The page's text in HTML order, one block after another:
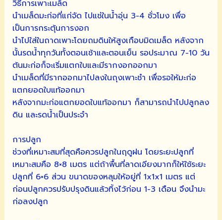
วิธีการเพาะเมล็ด
นำเมล็ดมะก่อที่แก่จัด ไปแช่ในน้ำอุ่น 3-4 ชั่วโมง เพื่อ
เป็นการกระตุ้นการงอก
นำไปใส่ในถาดเพาะโดยถมดินให้สูงเกือบมิดเมล็ด หลังจาก
นั้นรดน้ำทุกวันทั้งตอนเช้าและตอนเย็น รอประมาณ 7-10 วัน
ต้นมะก่อก็จะเริ่มแตกใบและมีรากงอกออกมา
นำเมล็ดที่มีรากออกมาไปลงในถุงเพาะชำ เพื่อรอให้มะก่อ
แตกยอดใบแท้ออกมา
หลังจากมะก่อแตกยอดใบแท้ออกมา ก็สามารถนำไปปลูกลง
ดิน และรดน้ำเป็นประจำ
การปลูก
ช่วงที่เหมาะสมที่สุดคือควรปลูกในฤดูฝน โดยระยะปลูกที่
เหมาะสมคือ 8×8 เมตร แต่ถ้าพื้นที่ลาดเอียงมากก็ให้ใช้ระยะ
ปลูกที่ 6×6 ส่วน ขนาดของหลุมให้อยู่ที่ 1x1x1 เมตร แต่
ก่อนปลูกควรปรับปรุงดินแล้วทิ้งไว้ก่อน 1-3 เดือน จึงนำมะ
ก่อลงปลูก